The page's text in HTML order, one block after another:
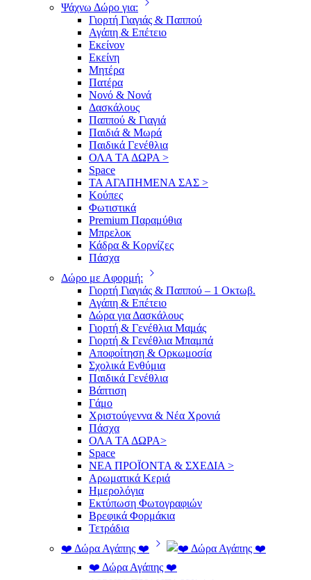
Ψάχνω Δώρο για:
Γιορτή Γιαγιάς & Παππού
Αγάπη & Επέτειο
Εκείνον
Εκείνη
Μητέρα
Πατέρα
Νονό & Νονά
Δασκάλους
Παππού & Γιαγιά
Παιδιά & Μωρά
Παιδικά Γενέθλια
ΟΛΑ ΤΑ ΔΩΡΑ >
Space
ΤΑ ΑΓΑΠΗΜΕΝΑ ΣΑΣ >
Κούπες
Φωτιστικά
Premium Παραμύθια
Μπρελοκ
Κάδρα & Κορνίζες
Πάσχα
Δώρο με Αφορμή:
Γιορτή Γιαγιάς & Παππού – 1 Οκτωβ.
Αγάπη & Επέτειο
Δώρα για Δασκάλους
Γιορτή & Γενέθλια Μαμάς
Γιορτή & Γενέθλια Μπαμπά
Αποφοίτηση & Ορκωμοσία
Σχολικά Ενθύμια
Παιδικά Γενέθλια
Βάπτιση
Γάμο
Χριστούγεννα & Νέα Χρονιά
Πάσχα
ΟΛΑ ΤΑ ΔΩΡΑ>
Space
ΝΕΑ ΠΡΟΪΟΝΤΑ & ΣΧΕΔΙΑ >
Αρωματικά Κεριά
Ημερολόγια
Εκτύπωση Φωτογραφιών
Βρεφικά Φορμάκια
Τετράδια
❤️ Δώρα Αγάπης ❤️
❤️ Δώρα Αγάπης ❤️